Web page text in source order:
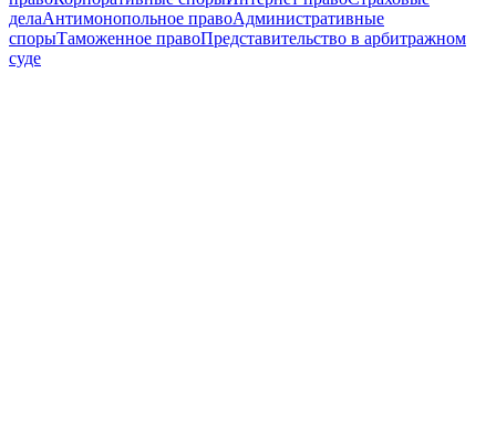
делаАнтимонопольное правоАдминистративные
спорыТаможенное правоПредставительство в арбитражном
суде